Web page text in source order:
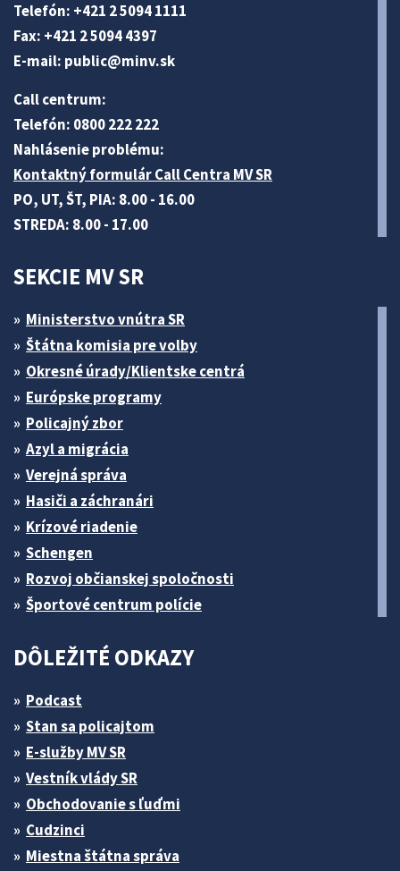
Telefón: +421 2 5094 1111
Fax: +421 2 5094 4397
E-mail: public@minv.sk
Call centrum:
Telefón: 0800 222 222
Nahlásenie problému:
Kontaktný formulár Call Centra MV SR
PO, UT, ŠT, PIA: 8.00 - 16.00
STREDA: 8.00 - 17.00
SEKCIE MV SR
Ministerstvo vnútra SR
Štátna komisia pre volby
Okresné úrady/Klientske centrá
Európske programy
Policajný zbor
Azyl a migrácia
Verejná správa
Hasiči a záchranári
Krízové riadenie
Schengen
Rozvoj občianskej spoločnosti
Športové centrum polície
DÔLEŽITÉ ODKAZY
Podcast
Stan sa policajtom
E-služby MV SR
Vestník vlády SR
Obchodovanie s ľuďmi
Cudzinci
Miestna štátna správa